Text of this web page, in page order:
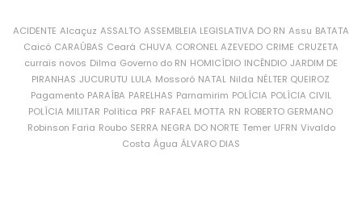
ACIDENTE Alcaçuz ASSALTO ASSEMBLEIA LEGISLATIVA DO RN Assu BATATA
Caicó CARAÚBAS Ceará CHUVA CORONEL AZEVEDO CRIME CRUZETA
currais novos Dilma Governo do RN HOMICÍDIO INCÊNDIO JARDIM DE
PIRANHAS JUCURUTU LULA Mossoró NATAL Nilda NÉLTER QUEIROZ
Pagamento PARAÍBA PARELHAS Parnamirim POLÍCIA POLÍCIA CIVIL
POLÍCIA MILITAR Política PRF RAFAEL MOTTA RN ROBERTO GERMANO
Robinson Faria Roubo SERRA NEGRA DO NORTE Temer UFRN Vivaldo
Costa Água ÁLVARO DIAS